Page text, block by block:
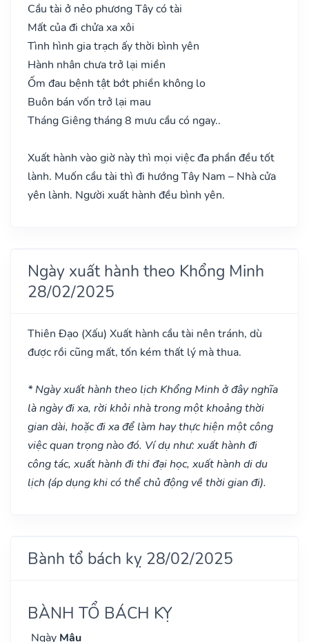
Cầu tài ở nẻo phương Tây có tài
Mất của đi chửa xa xôi
Tình hình gia trạch ấy thời bình yên
Hành nhân chưa trở lại miền
Ốm đau bệnh tật bớt phiền không lo
Buôn bán vốn trở lại mau
Tháng Giêng tháng 8 mưu cầu có ngay..
Xuất hành vào giờ này thì mọi việc đa phần đều tốt
lành. Muốn cầu tài thì đi hướng Tây Nam – Nhà cửa
yên lành. Người xuất hành đều bình yên.
Ngày xuất hành theo Khổng Minh
28/02/2025
Thiên Đạo (Xấu) Xuất hành cầu tài nên tránh, dù
được rồi cũng mất, tốn kém thất lý mà thua.
* Ngày xuất hành theo lịch Khổng Minh ở đây nghĩa
là ngày đi xa, rời khỏi nhà trong một khoảng thời
gian dài, hoặc đi xa để làm hay thực hiện một công
việc quan trọng nào đó. Ví dụ như: xuất hành đi
công tác, xuất hành đi thi đại học, xuất hành di du
lịch (áp dụng khi có thể chủ động về thời gian đi).
Bành tổ bách kỵ 28/02/2025
BÀNH TỔ BÁCH KỴ
Ngày Mậu